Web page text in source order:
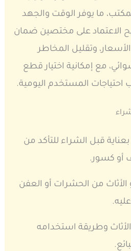
ما يوفر الوقت والجهد
الاعتماد على مختصين ضمان
وتقليل المخاطر
مع إمكانية اختيار قطع
المستخدم اليومية.
قبل الشراء للتأكد من
أو كسور.
الأثاث من الحشرات أو العفن
وطريقة استخدامه